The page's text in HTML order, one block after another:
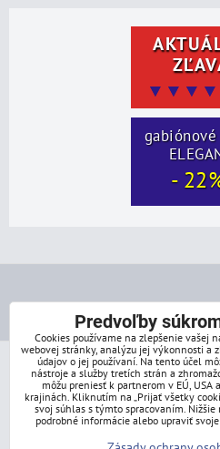
-
Predvoľby súkromia
Zásady
Stav objednávky
Predvoľby
Cookies používame na zlepšenie vašej
webovej stránky, analýzu jej výkonnosti a
údajov o jej používaní. Na tento účel
nástroje a služby tretích strán a
môžu preniesť k partnerom v EÚ, USA
krajinách. Kliknutím na „Prijať všetky
svoj súhlas s týmto spracovaním. Nižšie
podrobné informácie alebo upraviť